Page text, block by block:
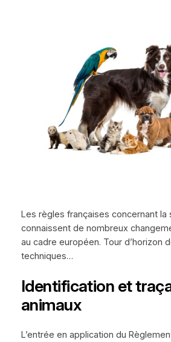
Les règles françaises concernant la
connaissent de nombreux
au cadre européen. Tour d’horizon
techniques…
Identification et
animaux
L’entrée en application du